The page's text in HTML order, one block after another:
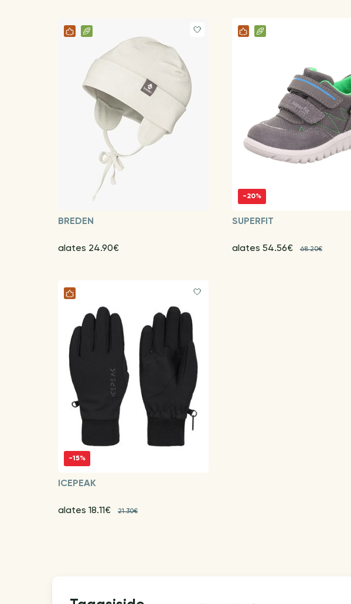
BREDEN
alates 24.90€
-20%
SUPERFIT
alates 54.56€ 68.20€
-15%
ICEPEAK
alates 18.11€ 21.30€